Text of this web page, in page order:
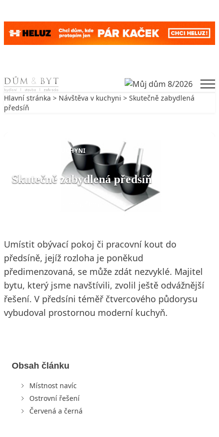
Skip to content
Hlavní stránka > Návštěva v kuchyni > Skutečně zabydlená
předsíň
NÁVŠTĚVA V KUCHYNI
Skutečně zabydlená předsíň
Umístit obývací pokoj či pracovní kout do
předsíně, jejíž rozloha je poněkud
předimenzovaná, se může zdát nezvyklé. Majitel
bytu, který jsme navštívili, zvolil ještě odvážnější
řešení. V předsíni téměř čtvercového půdorysu
vybudoval prostornou moderní kuchyň.
Obsah článku
Místnost navíc
Ostrovní řešení
Červená a černá